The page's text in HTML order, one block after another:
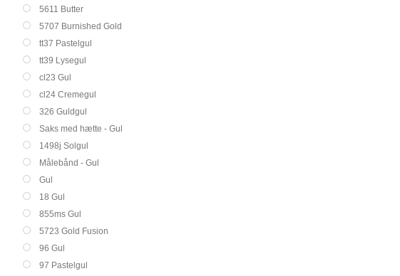
5611 Butter
5707 Burnished Gold
tt37 Pastelgul
tt39 Lysegul
cl23 Gul
cl24 Cremegul
326 Guldgul
Saks med hætte - Gul
1498j Solgul
Målebånd - Gul
Gul
18 Gul
855ms Gul
5723 Gold Fusion
96 Gul
97 Pastelgul